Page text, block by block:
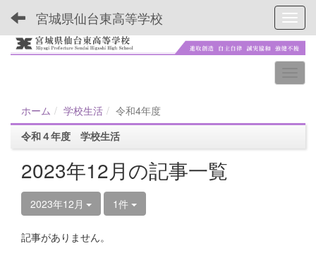
宮城県仙台東高等学校
ホーム 学校生活
令和4年度
令和４年度 学校生活
2023年12月の記事一覧
2023年12月 1件
記事がありません。